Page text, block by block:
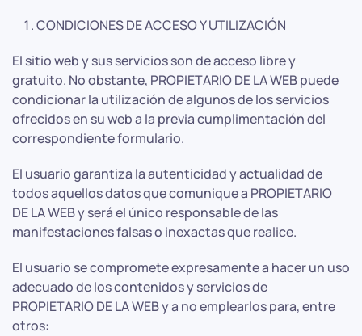
CONDICIONES DE ACCESO Y UTILIZACIÓN
El sitio web y sus servicios son de acceso libre y
gratuito. No obstante, PROPIETARIO DE LA WEB puede
condicionar la utilización de algunos de los servicios
ofrecidos en su web a la previa cumplimentación del
correspondiente formulario.
El usuario garantiza la autenticidad y actualidad de
todos aquellos datos que comunique a PROPIETARIO
DE LA WEB y será el único responsable de las
manifestaciones falsas o inexactas que realice.
El usuario se compromete expresamente a hacer un uso
adecuado de los contenidos y servicios de
PROPIETARIO DE LA WEB y a no emplearlos para, entre
otros: